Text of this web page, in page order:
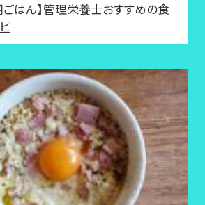
ごはん】管理栄養士おすすめの食